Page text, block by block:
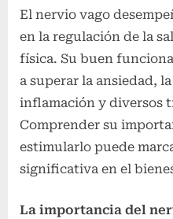
El nervio vago
en la regulación de la
física. Su buen
a superar la ansiedad,
inflamación y diversos
Comprender su
estimularlo puede
significativa en el
La importancia del